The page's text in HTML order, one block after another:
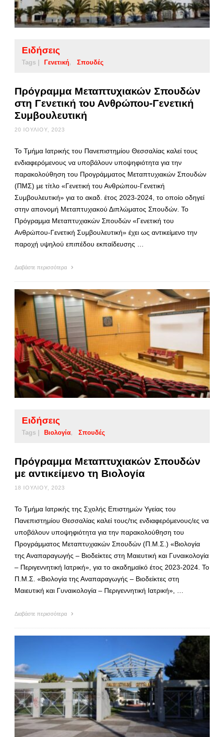
Ειδήσεις
Tags | Γενετική Σπουδές
Πρόγραμμα Μεταπτυχιακών Σπουδών
στη Γενετική του Ανθρώπου-Γενετική
Συμβουλευτική
20 ΙΟΥΛΊΟΥ, 2023
Το Τμήμα Ιατρικής του Πανεπιστημίου Θεσσαλίας καλεί τους
ενδιαφερόμενους να υποβάλουν υποψηφιότητα για την
παρακολούθηση του Προγράμματος Μεταπτυχιακών Σπουδών
(ΠΜΣ) με τίτλο «Γενετική του Ανθρώπου-Γενετική
Συμβουλευτική» για το ακαδ. έτος 2023-2024, το οποίο οδηγεί
στην απονομή Μεταπτυχιακού Διπλώματος Σπουδών. Το
Πρόγραμμα Μεταπτυχιακών Σπουδών «Γενετική του
Ανθρώπου-Γενετική Συμβουλευτική» έχει ως αντικείμενο την
παροχή υψηλού επιπέδου εκπαίδευσης …
Διαβάστε περισσότερα
Ειδήσεις
Tags | Βιολογία Σπουδές
Πρόγραμμα Μεταπτυχιακών Σπουδών
με αντικείμενο τη Βιολογία
18 ΙΟΥΛΊΟΥ, 2023
Το Τμήμα Ιατρικής της Σχολής Επιστημών Υγείας του
Πανεπιστημίου Θεσσαλίας καλεί τους/τις ενδιαφερόμενους/ες να
υποβάλουν υποψηφιότητα για την παρακολούθηση του
Προγράμματος Μεταπτυχιακών Σπουδών (Π.Μ.Σ.) «Βιολογία
της Αναπαραγωγής – Βιοδείκτες στη Μαιευτική και Γυναικολογία
– Περιγεννητική Ιατρική», για το ακαδημαϊκό έτος 2023-2024. Το
Π.Μ.Σ. «Βιολογία της Αναπαραγωγής – Βιοδείκτες στη
Μαιευτική και Γυναικολογία – Περιγεννητική Ιατρική», …
Διαβάστε περισσότερα